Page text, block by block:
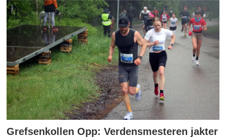
Grefsenkollen Opp: Verdensmesteren jakter